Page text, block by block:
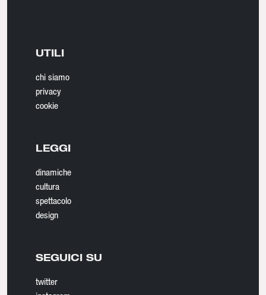
UTILI
chi siamo
privacy
cookie
LEGGI
dinamiche
cultura
spettacolo
design
SEGUICI SU
twitter